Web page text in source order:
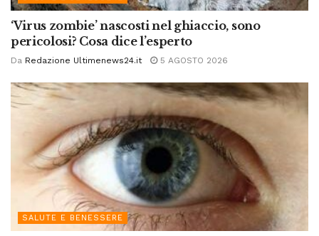
‘Virus zombie’ nascosti nel ghiaccio, sono
pericolosi? Cosa dice l’esperto
Da Redazione Ultimenews24.it 5 AGOSTO 2026
SALUTE E BENESSERE